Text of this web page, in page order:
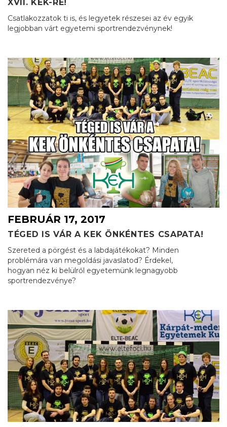
XVII. KEK-RE!
Csatlakozzatok ti is, és legyetek részesei az év egyik
legjobban várt egyetemi sportrendezvénynek!
FEBRUÁR 17, 2017
TÉGED IS VÁR A KEK ÖNKÉNTES CSAPATA!
Szereted a pörgést és a labdajátékokat? Minden
problémára van megoldási javaslatod? Érdekel,
hogyan néz ki belülről egyetemünk legnagyobb
sportrendezvénye?